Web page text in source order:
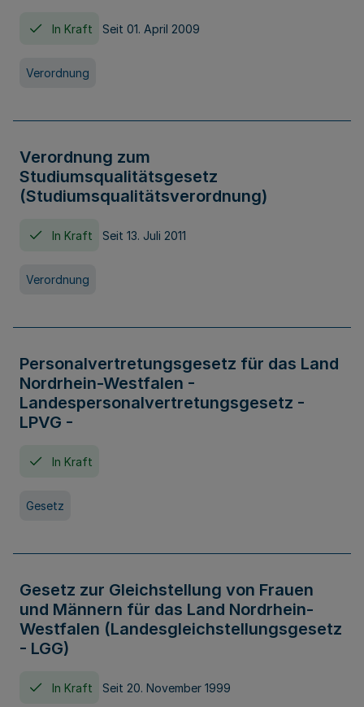
In Kraft Seit 01. April 2009
Verordnung
Verordnung zum
Studiumsqualitätsgesetz
(Studiumsqualitätsverordnung)
In Kraft Seit 13. Juli 2011
Verordnung
Personalvertretungsgesetz für das Land
Nordrhein-Westfalen -
Landespersonalvertretungsgesetz -
LPVG -
In Kraft
Gesetz
Gesetz zur Gleichstellung von Frauen
und Männern für das Land Nordrhein-
Westfalen (Landesgleichstellungsgesetz
- LGG)
In Kraft Seit 20. November 1999